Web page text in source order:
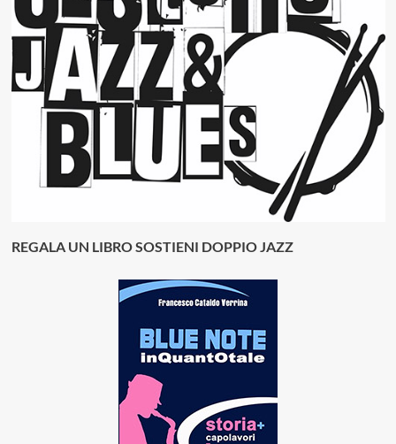
REGALA UN LIBRO SOSTIENI DOPPIO JAZZ